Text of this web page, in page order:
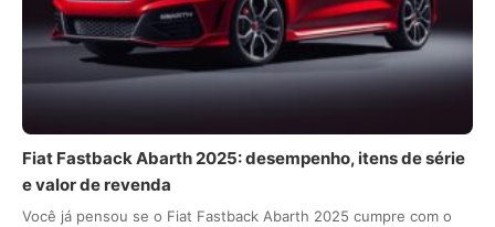
Fiat Fastback Abarth 2025: desempenho, itens de série
e valor de revenda
Você já pensou se o Fiat Fastback Abarth 2025 cumpre com o